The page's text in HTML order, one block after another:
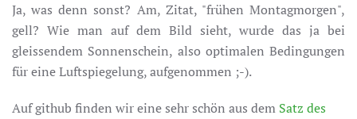
Ja, was denn sonst? Am, Zitat, "frühen Montagmorgen",
gell? Wie man auf dem Bild sieht, wurde das ja bei
gleissendem Sonnenschein, also optimalen Bedingungen
für eine Luftspiegelung, aufgenommen ;-).
Auf github finden wir eine sehr schön aus dem Satz des